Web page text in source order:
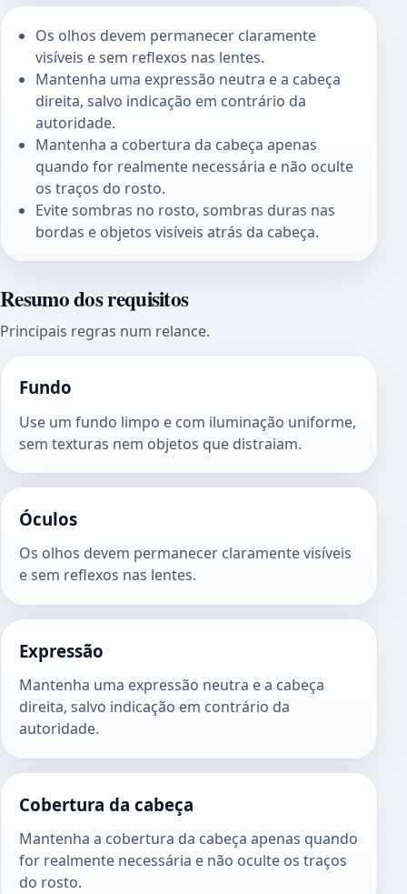
Os olhos devem permanecer claramente
visíveis e sem reflexos nas lentes.
Mantenha uma expressão neutra e a cabeça
direita, salvo indicação em contrário da
autoridade.
Mantenha a cobertura da cabeça apenas
quando for realmente necessária e não oculte
os traços do rosto.
Evite sombras no rosto, sombras duras nas
bordas e objetos visíveis atrás da cabeça.
Resumo dos requisitos
Principais regras num relance.
Fundo
Use um fundo limpo e com iluminação uniforme,
sem texturas nem objetos que distraiam.
Óculos
Os olhos devem permanecer claramente visíveis
e sem reflexos nas lentes.
Expressão
Mantenha uma expressão neutra e a cabeça
direita, salvo indicação em contrário da
autoridade.
Cobertura da cabeça
Mantenha a cobertura da cabeça apenas quando
for realmente necessária e não oculte os traços
do rosto.